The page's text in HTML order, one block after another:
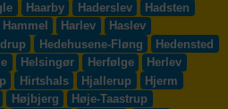
Haarby Haderslev
Hadsten
Hammel Harlev
Haslev
Hedehusene-Fløng
Hedensted
Helsingør Herfølge
Herlev
Hirtshals Hjallerup
Hjerm
Højbjerg
Høje-Taastrup